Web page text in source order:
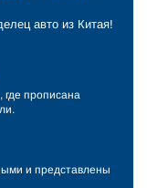
авто из Китая!
прописана
и представлены